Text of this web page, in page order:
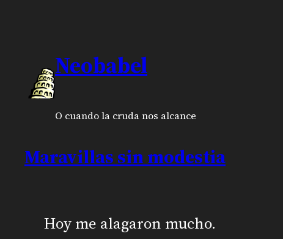
Neobabel
O cuando la cruda nos alcance
Maravillas sin modestia
Hoy me alagaron mucho.